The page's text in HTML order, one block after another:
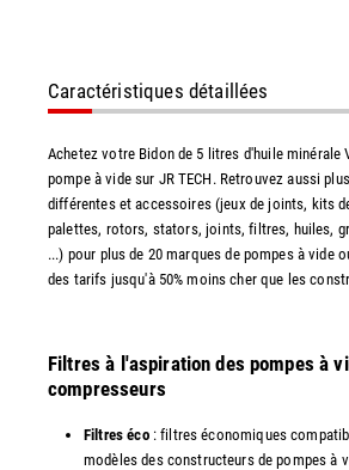
Caractéristiques détaillées
Achetez votre Bidon de 5 litres d'huile minérale
pompe à vide sur JR TECH. Retrouvez aussi
différentes et accessoires (jeux de joints, kits
palettes, rotors, stators, joints, filtres, huiles,
...) pour plus de 20 marques de pompes à vide
des tarifs jusqu'à 50% moins cher que les
Filtres à l'aspiration des pompes à
compresseurs
Filtres éco: filtres économiques
modèles des constructeurs de pompes à